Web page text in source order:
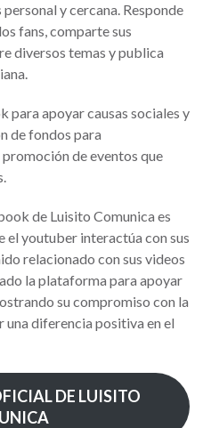
y cercana. Responde
fans, comparte sus
diversos temas y publica
para apoyar causas sociales y
de fondos para
de eventos que
de Luisito Comunica es
el youtuber interactúa con sus
relacionado con sus videos
la plataforma para apoyar
su compromiso con la
una diferencia positiva en el
DE LUISITO